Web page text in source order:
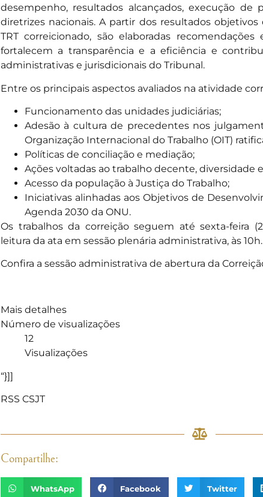
desempenho, resultados alcançados, execução
diretrizes nacionais. A partir dos resultados
TRT correicionado, são elaboradas
fortalecem a transparência e a eficiência e
administrativas e jurisdicionais do Tribunal.
Entre os principais aspectos avaliados na atividade
Funcionamento das unidades judiciárias;
Adesão à cultura de precedentes nos
Organização Internacional do Trabalho (OIT)
Políticas de conciliação e mediação;
Ações voltadas ao trabalho decente, diversidade
Acesso da população à Justiça do Trabalho;
Iniciativas alinhadas aos Objetivos de
Agenda 2030 da ONU.
Os trabalhos da correição seguem até sexta-feira
leitura da ata em sessão plenária administrativa, às 10h.
Confira a sessão administrativa de abertura da
Mais detalhes
Número de visualizações
12
Visualizações
“}]]
RSS CSJT
Compartilhe:
WhatsApp Facebook Twitter